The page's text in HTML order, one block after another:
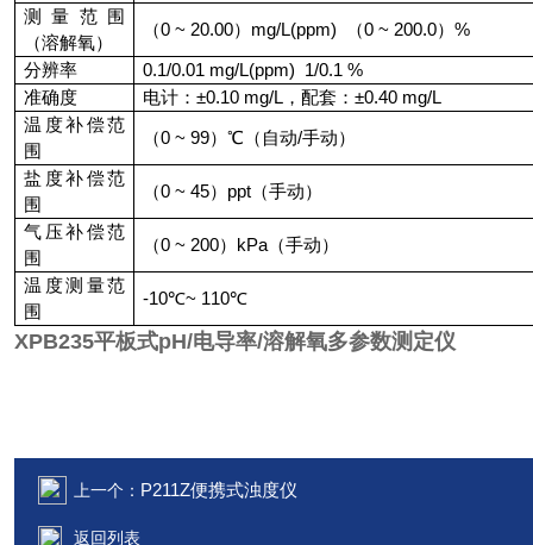
测量范围
（溶解氧）
（0 ~ 20.00） mg/L(ppm) （0 ~ 200.0） %
分辨率
0.1/0.01 mg/L(ppm) 1/0.1 %
准确度
电计： ±0.10 mg/L ，配套：±0.40 mg/L
温度补偿范
围
（0 ~ 99）℃（自动/手动）
盐度补偿范
围
（0 ~ 45） ppt （手动）
气压补偿范
围
（0 ~ 200） kPa （手动）
温度测量范
围
-10℃~ 110℃
XPB235平板式pH/电导率/溶解氧多参数测定仪
上一个： P211Z便携式浊度仪
返回列表